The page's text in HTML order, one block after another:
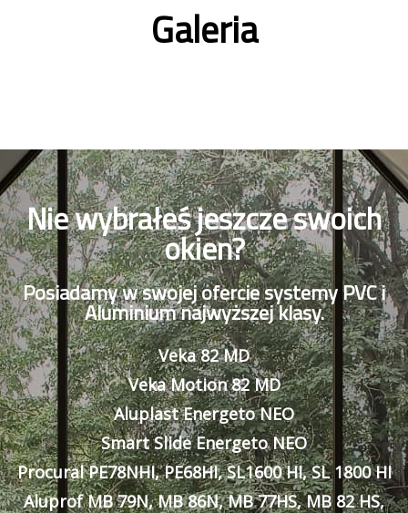
Galeria
Nie wybrałeś jeszcze swoich
okien?
Posiadamy w swojej ofercie systemy PVC i
Aluminium najwyższej klasy.
Veka 82 MD
Veka Motion 82 MD
Aluplast Energeto NEO
Smart Slide Energeto NEO
Procural PE78NHI, PE68HI, SL1600 HI, SL 1800 HI
Aluprof MB 79N, MB 86N, MB 77HS, MB 82 HS,